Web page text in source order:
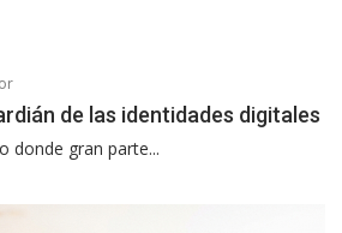
de las identidades digitales
donde gran parte...